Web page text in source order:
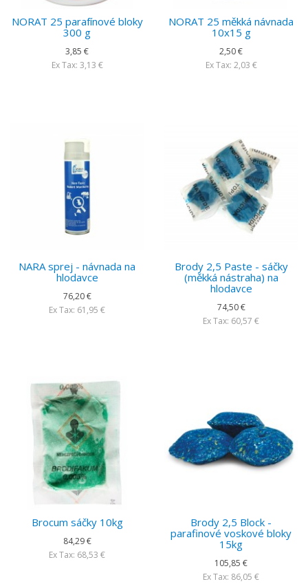
NORAT 25 parafínové bloky
300 g
3,85 €
Ex Tax: 3,13 €
NORAT 25 měkká návnada
10x15 g
2,50 €
Ex Tax: 2,03 €
NARA sprej - návnada na
hlodavce
76,20 €
Ex Tax: 61,95 €
Brody 2,5 Paste - sáčky
(měkká nástraha) na
hlodavce
74,50 €
Ex Tax: 60,57 €
Brocum sáčky 10kg
84,29 €
Ex Tax: 68,53 €
Brody 2,5 Block -
parafinové voskové bloky
15kg
105,85 €
Ex Tax: 86,05 €